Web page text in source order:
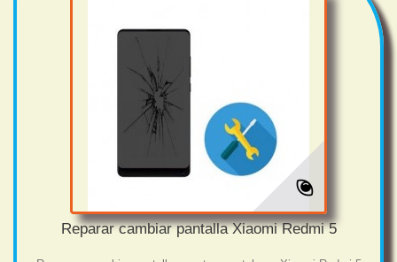
Reparar cambiar pantalla Xiaomi Redmi 5